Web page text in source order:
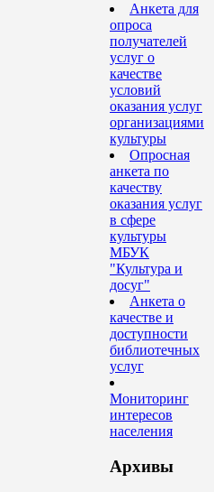
Анкета для
опроса
получателей
услуг о
качестве
условий
оказания услуг
организациями
культуры
Опросная
анкета по
качеству
оказания услуг
в сфере
культуры
МБУК
"Культура и
досуг"
Анкета о
качестве и
доступности
библиотечных
услуг
Мониторинг
интересов
населения
Архивы